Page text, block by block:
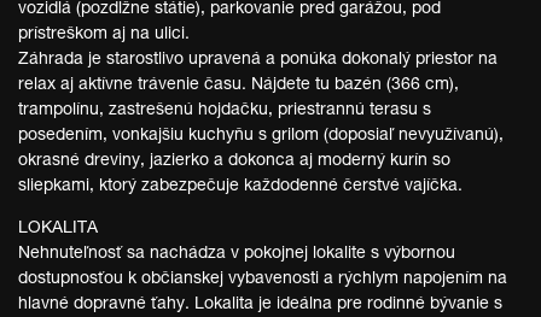
vozidlá (pozdĺžne státie), parkovanie pred garážou, pod
prístreškom aj na ulici.
Záhrada je starostlivo upravená a ponúka dokonalý priestor na
relax aj aktívne trávenie času. Nájdete tu bazén (366 cm),
trampolínu, zastrešenú hojdačku, priestrannú terasu s
posedením, vonkajšiu kuchyňu s grilom (doposiaľ nevyužívanú),
okrasné dreviny, jazierko a dokonca aj moderný kurín so
sliepkami, ktorý zabezpečuje každodenné čerstvé vajíčka.
LOKALITA
Nehnuteľnosť sa nachádza v pokojnej lokalite s výbornou
dostupnosťou k občianskej vybavenosti a rýchlym napojením na
hlavné dopravné ťahy. Lokalita je ideálna pre rodinné bývanie s